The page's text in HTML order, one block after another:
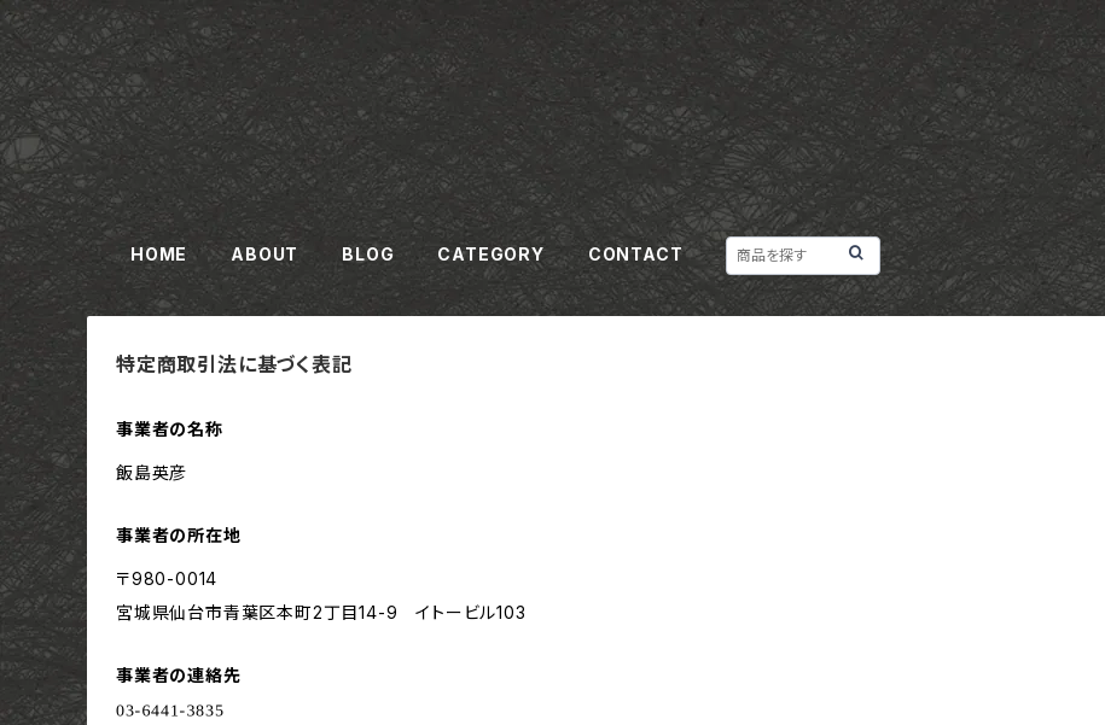
HOME ABOUT BLOG CATEGORY CONTACT
特定商取引法に基づく表記
事業者の名称
飯島英彦
事業者の所在地
〒980-0014
宮城県仙台市青葉区本町2丁目14-9 イトービル103
事業者の連絡先